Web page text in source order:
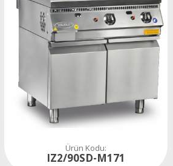
480
Ürün Kodu:
IZ2/90SD-M171